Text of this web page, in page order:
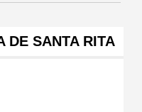
DE SANTA RITA